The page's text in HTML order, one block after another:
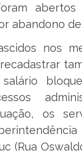
abertos
abandono
nos
os
(Rua